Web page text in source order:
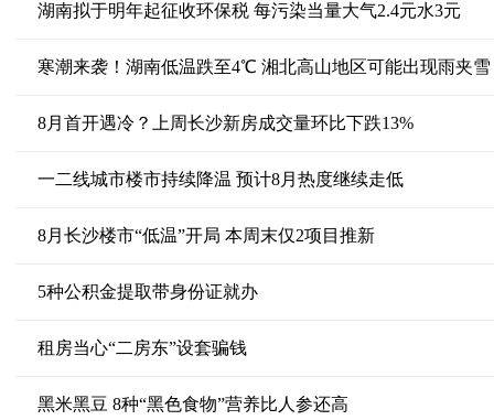
湖南拟于明年起征收环保税 每污染当量大气2.4元水3元
寒潮来袭！湖南低温跌至4℃ 湘北高山地区可能出现雨夹雪
8月首开遇冷？上周长沙新房成交量环比下跌13%
一二线城市楼市持续降温 预计8月热度继续走低
8月长沙楼市“低温”开局 本周末仅2项目推新
5种公积金提取带身份证就办
租房当心“二房东”设套骗钱
黑米黑豆 8种“黑色食物”营养比人参还高